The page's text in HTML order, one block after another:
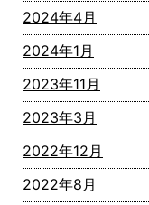
2024年4月
2024年1月
2023年11月
2023年3月
2022年12月
2022年8月